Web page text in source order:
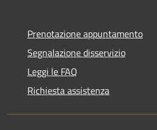
Prenotazione appuntamento
Segnalazione disservizio
Leggi le FAQ
Richiesta assistenza